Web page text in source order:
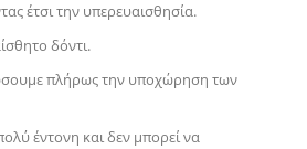
έτσι την υπερευαισθησία.
δόντι.
πλήρως την υποχώρηση των
έντονη και δεν μπορεί να